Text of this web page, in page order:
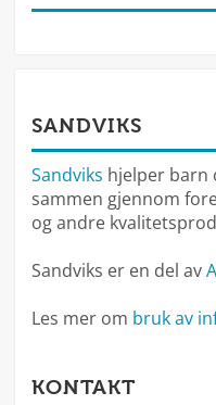
SANDVIKS
Sandviks hjelper barn
sammen gjennom
og andre
Sandviks er en del av
Les mer om bruk av
KONTAKT